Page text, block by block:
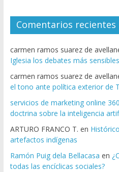
Comentarios recientes
carmen ramos suarez de
Iglesia los debates más
carmen ramos suarez de
el tono ante política exterior de
servicios de marketing online 360
doctrina sobre la inteligencia
ARTURO FRANCO T. en
artefactos indígenas
Ramón Puig dela Bellacasa en
todas las encíclicas sociales?